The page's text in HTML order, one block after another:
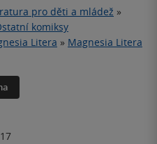
pro děti a mládež »
komiksy
Litera » Magnesia Litera